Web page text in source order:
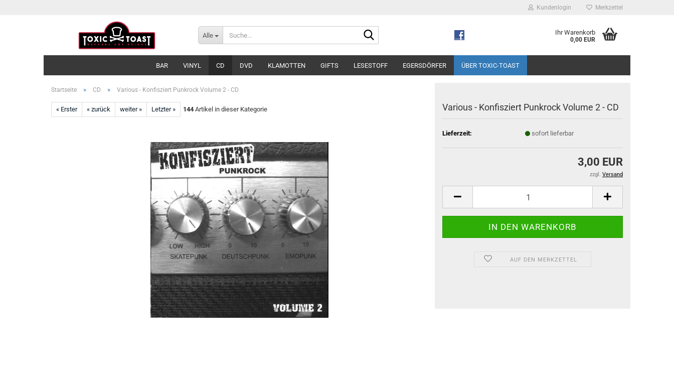
Kundenlogin Merkzettel
Alle Ihr Warenkorb
0,00 EUR
BAR VINYL CD DVD KLAMOTTEN GIFTS LESESTOFF EGERSDÖRFER ÜBER TOXIC-TOAST
Startseite » CD » Various - Konfisziert Punkrock Volume 2 - CD
« Erster « zurück weiter » Letzter » 144 Artikel in dieser Kategorie Various - Konfisziert Punkrock Volume 2 - CD
Lieferzeit: sofort lieferbar
3,00 EUR
zzgl. Versand
AUF DEN MERKZETTEL